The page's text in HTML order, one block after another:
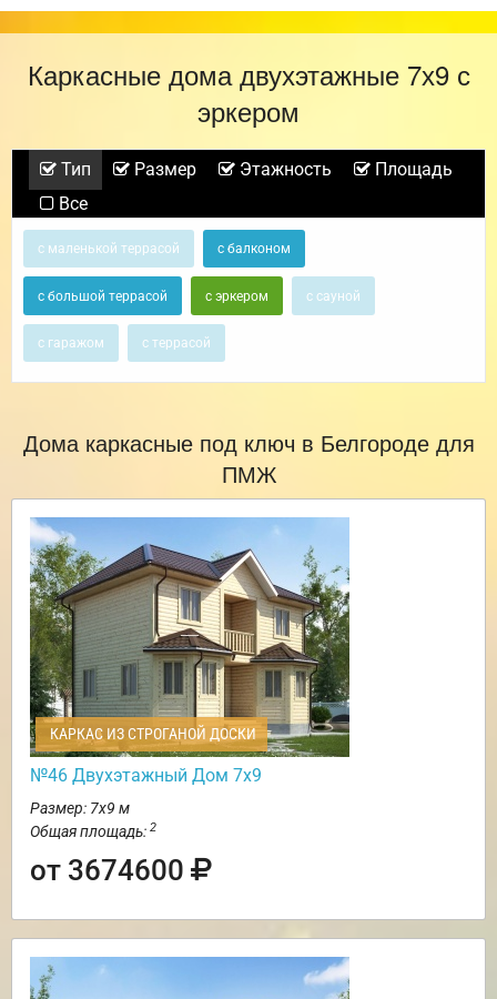
Каркасные дома двухэтажные 7х9 с
эркером
Тип Размер Этажность
Площадь
Все
с маленькой террасой с балконом
с большой террасой с эркером с сауной
с гаражом с террасой
Дома каркасные под ключ в Белгороде для
ПМЖ
КАРКАС ИЗ СТРОГАНОЙ ДОСКИ
№46 Двухэтажный Дом 7х9
Размер: 7х9 м
Общая площадь: 2
от 3674600